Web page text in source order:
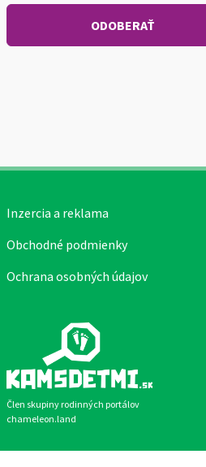
Člen skupiny rodinných portálov
chameleon.land
Inzercia a reklama
Obchodné podmienky
Ochrana osobných údajov